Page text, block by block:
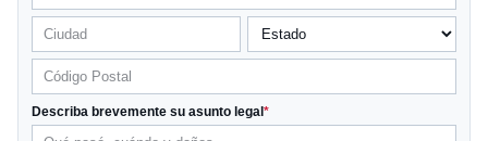
Describa brevemente su asunto legal *